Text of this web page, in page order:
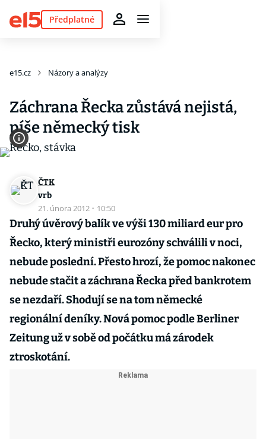
Předplatné
e15.cz Názory a analýzy
Záchrana Řecka zůstává nejistá,
píše německý tisk
ČTK
vrb
21. února 2012 · 10:50
Druhý úvěrový balík ve výši 130 miliard eur pro
Řecko, který ministři eurozóny schválili v noci,
nebude poslední. Přesto hrozí, že pomoc nakonec
nebude stačit a záchrana Řecka před bankrotem
se nezdaří. Shodují se na tom německé
regionální deníky. Nová pomoc podle Berliner
Zeitung už v sobě od počátku má zárodek
ztroskotání.